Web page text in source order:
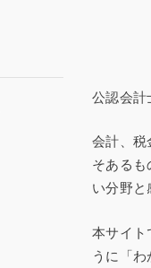
公認会計
会計、税
そあるも
い分野と
本サイト
うに「